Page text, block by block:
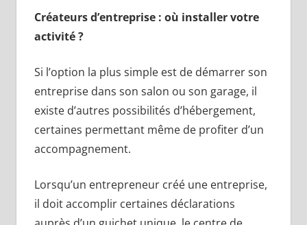
Créateurs d’entreprise : où installer votre
activité ?
Si l’option la plus simple est de démarrer son
entreprise dans son salon ou son garage, il
existe d’autres possibilités d’hébergement,
certaines permettant même de profiter d’un
accompagnement.
Lorsqu’un entrepreneur créé une entreprise,
il doit accomplir certaines déclarations